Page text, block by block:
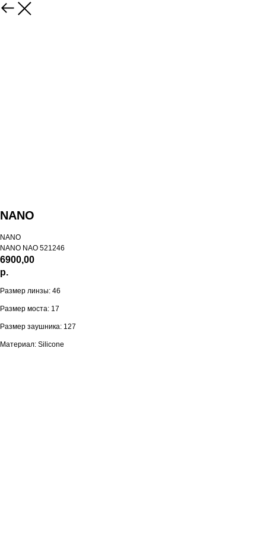
NANO
NANO
NANO NAO 521246
6900,00
р.
Размер линзы: 46
Размер моста: 17
Размер заушника: 127
Материал: Silicone